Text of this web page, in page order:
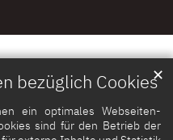
bezüglich Cookies
ein optimales Webseiten-
sind für den Betrieb der
✕